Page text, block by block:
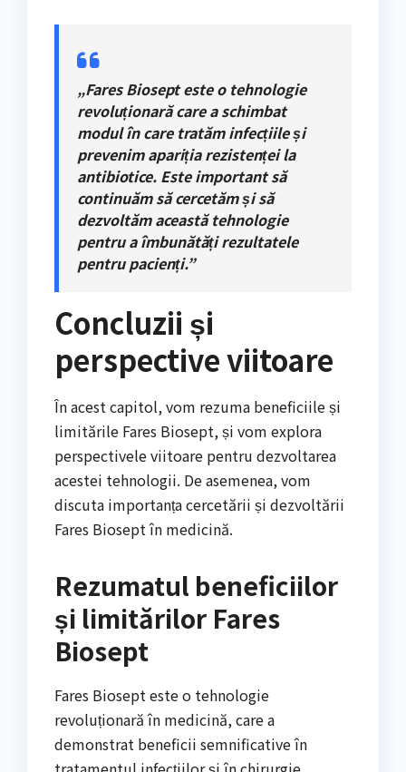
„Fares Biosept este o tehnologie
revoluționară care a schimbat
modul în care tratăm infecțiile și
prevenim apariția rezistenței la
antibiotice. Este important să
continuăm să cercetăm și să
dezvoltăm această tehnologie
pentru a îmbunătăți rezultatele
pentru pacienți.”
Concluzii și
perspective viitoare
În acest capitol, vom rezuma beneficiile și
limitările Fares Biosept, și vom explora
perspectivele viitoare pentru dezvoltarea
acestei tehnologii. De asemenea, vom
discuta importanța cercetării și dezvoltării
Fares Biosept în medicină.
Rezumatul beneficiilor
și limitărilor Fares
Biosept
Fares Biosept este o tehnologie
revoluționară în medicină, care a
demonstrat beneficii semnificative în